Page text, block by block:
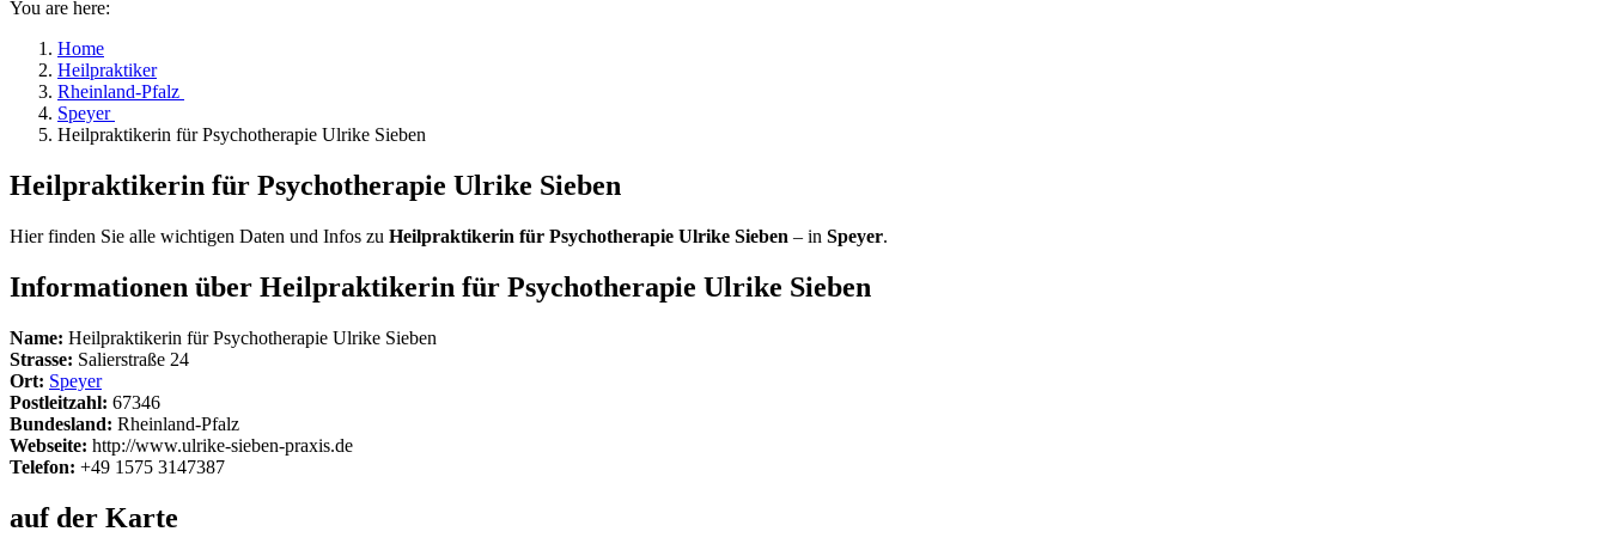
You are here:
Home
Heilpraktiker
Rheinland-Pfalz
Speyer
Heilpraktikerin für Psychotherapie Ulrike Sieben
Heilpraktikerin für Psychotherapie Ulrike Sieben
Hier finden Sie alle wichtigen Daten und Infos zu Heilpraktikerin für Psychotherapie Ulrike Sieben – in Speyer.
Informationen über Heilpraktikerin für Psychotherapie Ulrike Sieben
Name: Heilpraktikerin für Psychotherapie Ulrike Sieben
Strasse: Salierstraße 24
Ort: Speyer
Postleitzahl: 67346
Bundesland: Rheinland-Pfalz
Webseite: http://www.ulrike-sieben-praxis.de
Telefon: +49 1575 3147387
auf der Karte